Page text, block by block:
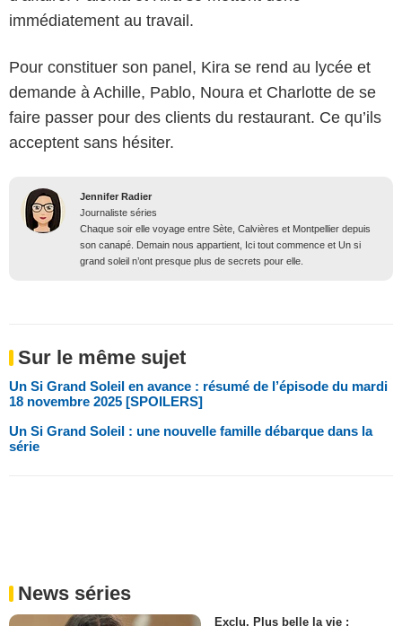
immédiatement au travail.
Pour constituer son panel, Kira se rend au lycée et
demande à Achille, Pablo, Noura et Charlotte de se
faire passer pour des clients du restaurant. Ce qu’ils
acceptent sans hésiter.
Jennifer Radier
Journaliste séries
Chaque soir elle voyage entre Sète, Calvières et Montpellier depuis
son canapé. Demain nous appartient, Ici tout commence et Un si
grand soleil n’ont presque plus de secrets pour elle.
Sur le même sujet
Un Si Grand Soleil en avance : résumé de l’épisode du mardi
18 novembre 2025 [SPOILERS]
Un Si Grand Soleil : une nouvelle famille débarque dans la
série
News séries
Exclu. Plus belle la vie :